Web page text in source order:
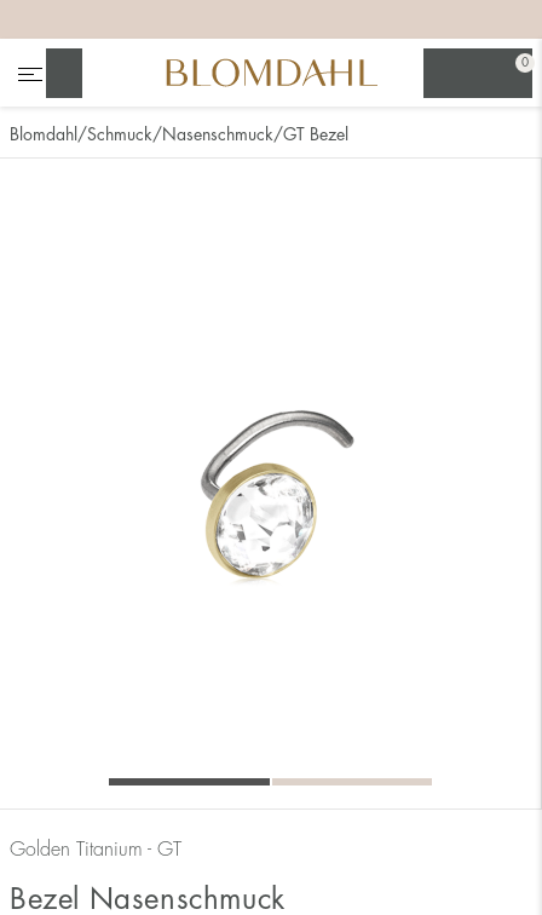
0
Blomdahl Schmuck Nasenschmuck GT Bezel
Golden Titanium - GT
Bezel Nasenschmuck